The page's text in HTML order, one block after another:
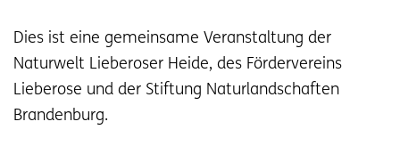
Dies ist eine gemeinsame Veranstaltung der
Naturwelt Lieberoser Heide, des Fördervereins
Lieberose und der Stiftung Naturlandschaften
Brandenburg.